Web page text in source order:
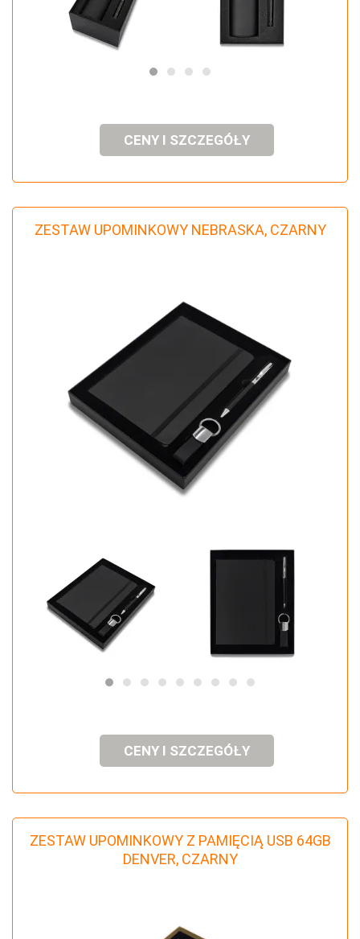
CENY I SZCZEGÓŁY
ZESTAW UPOMINKOWY NEBRASKA, CZARNY
CENY I SZCZEGÓŁY
ZESTAW UPOMINKOWY Z PAMIĘCIĄ USB 64GB
DENVER, CZARNY